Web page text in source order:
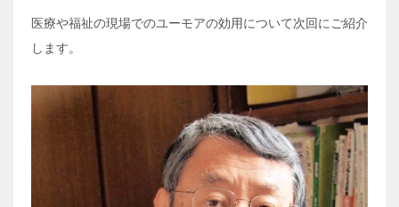
医療や福祉の現場でのユーモアの効用について次回にご紹介
します。